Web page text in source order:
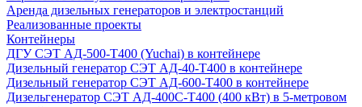
Аренда дизельных генераторов и электростанций
Реализованные проекты
Контейнеры
ДГУ СЭТ АД-500-Т400 (Yuchai) в контейнере
Дизельный генератор СЭТ АД-40-Т400 в контейнере
Дизельный генератор СЭТ АД-600-Т400 в контейнере
Дизельгенератор СЭТ АД-400С-Т400 (400 кВт) в 5-метровом